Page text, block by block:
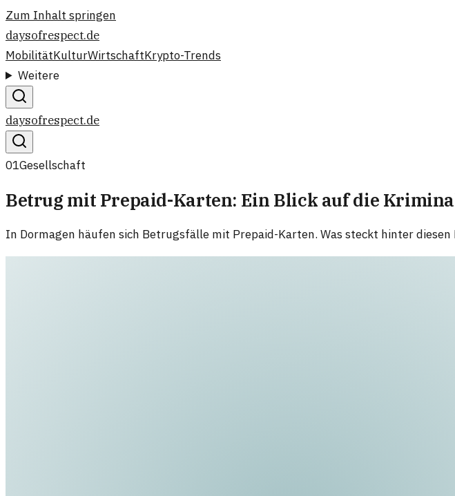
Zum Inhalt springen
daysofrespect.de
MobilitätKulturWirtschaftKrypto-Trends
Weitere
daysofrespect.de
01Gesellschaft
Betrug mit Prepaid-Karten: Ein Blick auf die
In Dormagen häufen sich Betrugsfälle mit Prepaid-Karten. Was steckt hinter